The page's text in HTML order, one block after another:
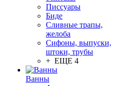
Писсуары
Биде
Сливные трапы,
желоба
Сифоны, выпуски,
штоки, трубы
+ ЕЩЕ 4
Ванны